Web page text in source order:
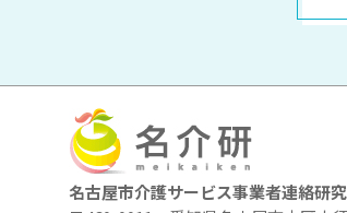
名古屋市介護サービス事業者連絡研